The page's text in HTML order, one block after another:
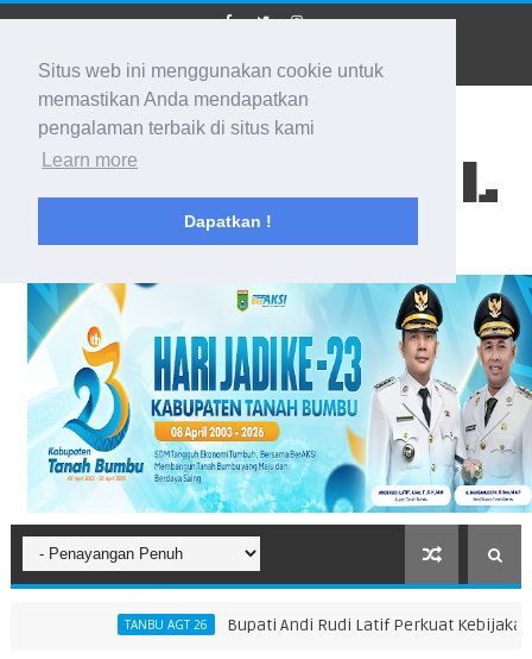
Situs web ini menggunakan cookie untuk
memastikan Anda mendapatkan
pengalaman terbaik di situs kami
Learn more
Dapatkan !
BIDIK KALSEL
Membidik Ke Segala Arah
TANBU AGT 26 Bupati Andi Rudi Latif Perkuat Kebijakan